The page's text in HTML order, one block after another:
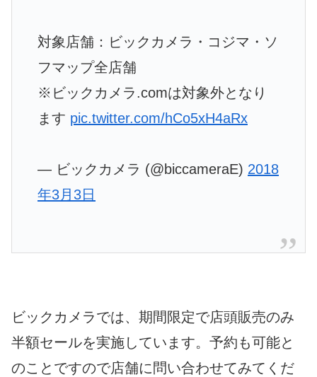
対象店舗：ビックカメラ・コジマ・ソ
フマップ全店舗
※ビックカメラ.comは対象外となり
ます pic.twitter.com/hCo5xH4aRx
— ビックカメラ (@biccameraE) 2018
年3月3日
ビックカメラでは、期間限定で店頭販売のみ
半額セールを実施しています。予約も可能と
のことですので店舗に問い合わせてみてくだ